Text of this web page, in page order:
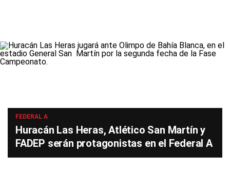
FEDERAL A
Huracán Las Heras, Atlético San Martín y
FADEP serán protagonistas en el Federal A